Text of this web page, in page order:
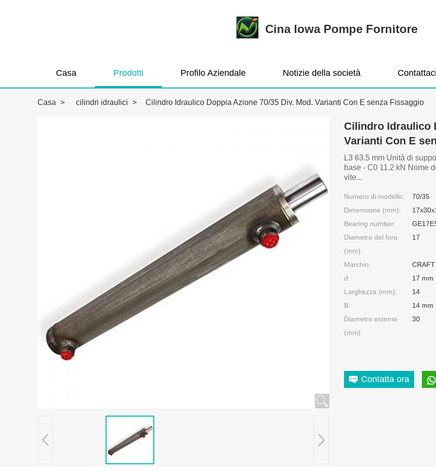
Cina Iowa Pompe Fornitore
Casa Prodotti Profilo Aziendale Notizie della società Contattaci
Casa > cilindri idraulici > Cilindro Idraulico Doppia Azione 70/35 Div. Mod. Varianti Con E senza Fissaggio
Cilindro Idraulico
Varianti Con E
L3 63.5 mm Unità di
base - C0 11.2 kN Nome
vite...
Numero di modello:
70/35
Dimensione (mm):
Bearing number:
Diametro del foro
(mm):
17
Marchio:
CRAFT
d:
17 mm
Larghezza (mm):
14
B:
14 mm
Diametro esterno
(mm):
30
Contatta ora